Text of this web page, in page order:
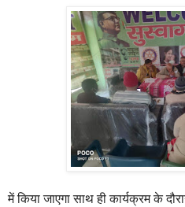
में किया जाएगा साथ ही कार्यक्रम के